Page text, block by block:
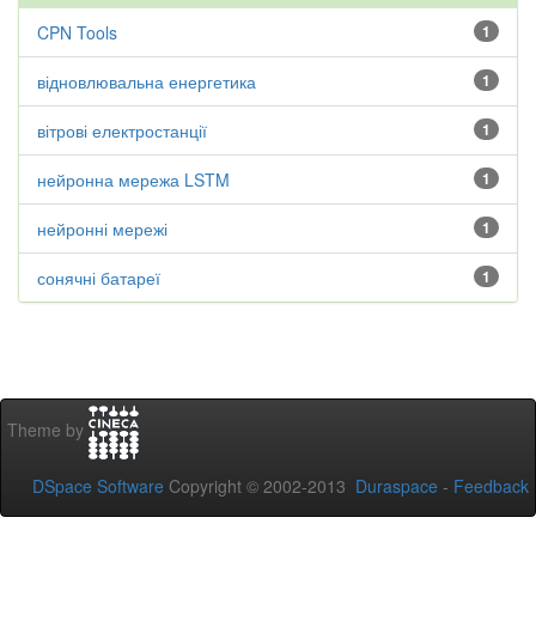
1
CPN Tools
1
відновлювальна енергетика
1
вітрові електростанції
1
нейронна мережа LSTM
1
нейронні мережі
1
сонячні батареї
Theme by
DSpace Software Copyright © 2002-2013 Duraspace - Feedback